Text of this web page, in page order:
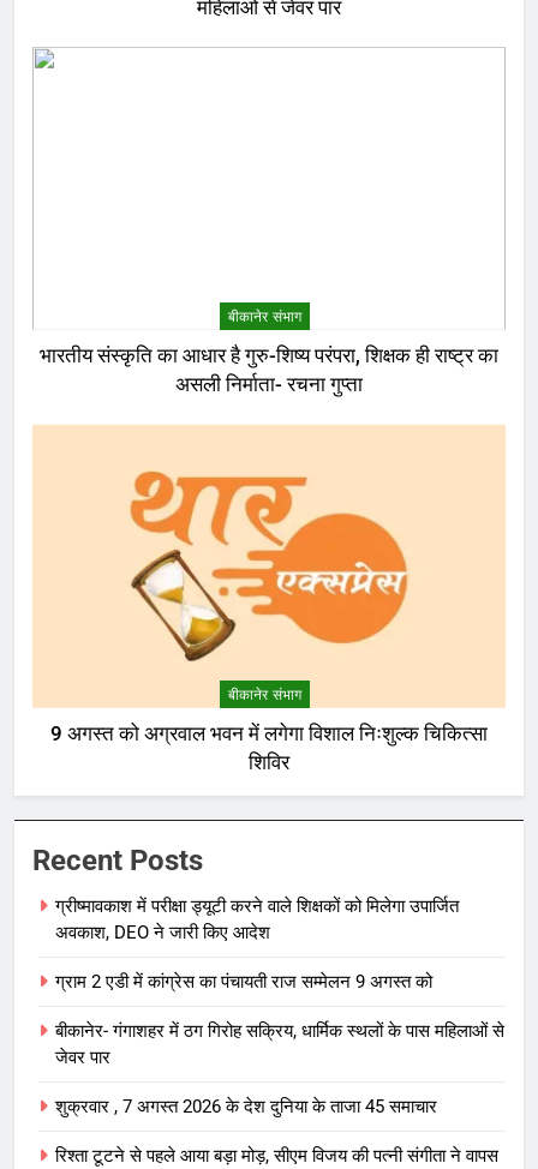
महिलाओं से जेवर पार
बीकानेर संभाग
भारतीय संस्कृति का आधार है गुरु-शिष्य परंपरा, शिक्षक ही राष्ट्र का
असली निर्माता- रचना गुप्ता
बीकानेर संभाग
9 अगस्त को अग्रवाल भवन में लगेगा विशाल निःशुल्क चिकित्सा
शिविर
Recent Posts
ग्रीष्मावकाश में परीक्षा ड्यूटी करने वाले शिक्षकों को मिलेगा उपार्जित
अवकाश, DEO ने जारी किए आदेश
ग्राम 2 एडी में कांग्रेस का पंचायती राज सम्मेलन 9 अगस्त को
बीकानेर- गंगाशहर में ठग गिरोह सक्रिय, धार्मिक स्थलों के पास महिलाओं से
जेवर पार
शुक्रवार , 7 अगस्त 2026 के देश दुनिया के ताजा 45 समाचार
रिश्ता टूटने से पहले आया बड़ा मोड़, सीएम विजय की पत्नी संगीता ने वापस